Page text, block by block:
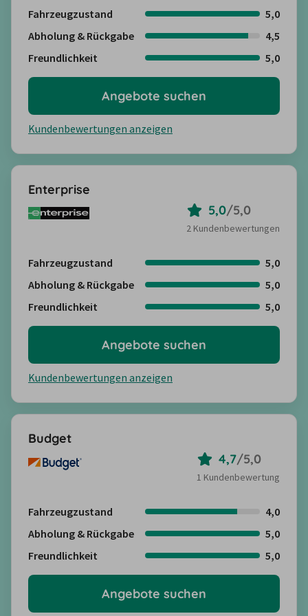
Fahrzeugzustand
5,0
Abholung & Rückgabe
4,5
Freundlichkeit
5,0
Kundenbewertungen anzeigen
Angebote suchen
Enterprise
5,0/5,0
2 Kundenbewertungen
Fahrzeugzustand
5,0
Abholung & Rückgabe
5,0
Freundlichkeit
5,0
Kundenbewertungen anzeigen
Angebote suchen
Budget
4,7/5,0
1 Kundenbewertung
Fahrzeugzustand
4,0
Abholung & Rückgabe
5,0
Freundlichkeit
5,0
Angebote suchen